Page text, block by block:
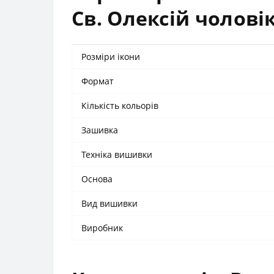
Св. Олексій
Розміри ікони
Формат
Кількість кольорів
Зашивка
Техніка вишивки
Основа
Вид вишивки
Виробник